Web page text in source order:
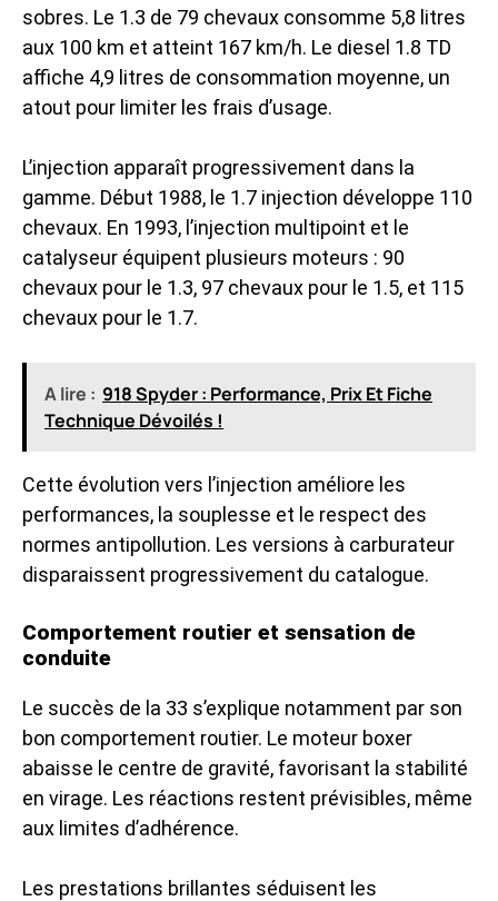
sobres. Le 1.3 de 79 chevaux consomme 5,8 litres
aux 100 km et atteint 167 km/h. Le diesel 1.8 TD
affiche 4,9 litres de consommation moyenne, un
atout pour limiter les frais d’usage.
L’injection apparaît progressivement dans la
gamme. Début 1988, le 1.7 injection développe 110
chevaux. En 1993, l’injection multipoint et le
catalyseur équipent plusieurs moteurs : 90
chevaux pour le 1.3, 97 chevaux pour le 1.5, et 115
chevaux pour le 1.7.
A lire : 918 Spyder : Performance, Prix Et Fiche
Technique Dévoilés !
Cette évolution vers l’injection améliore les
performances, la souplesse et le respect des
normes antipollution. Les versions à carburateur
disparaissent progressivement du catalogue.
Comportement routier et sensation de
conduite
Le succès de la 33 s’explique notamment par son
bon comportement routier. Le moteur boxer
abaisse le centre de gravité, favorisant la stabilité
en virage. Les réactions restent prévisibles, même
aux limites d’adhérence.
Les prestations brillantes séduisent les